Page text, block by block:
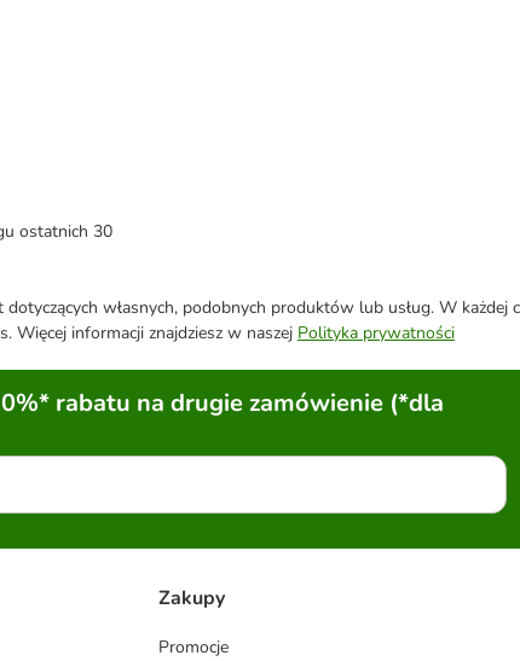
ostatnich 30
własnych, podobnych produktów lub usług. W każdej
Więcej informacji znajdziesz w naszej Polityka prywatności
rabatu na drugie zamówienie (*dla
Zakupy
Promocje